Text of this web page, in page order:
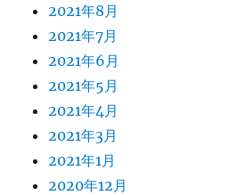
2021年8月
2021年7月
2021年6月
2021年5月
2021年4月
2021年3月
2021年1月
2020年12月